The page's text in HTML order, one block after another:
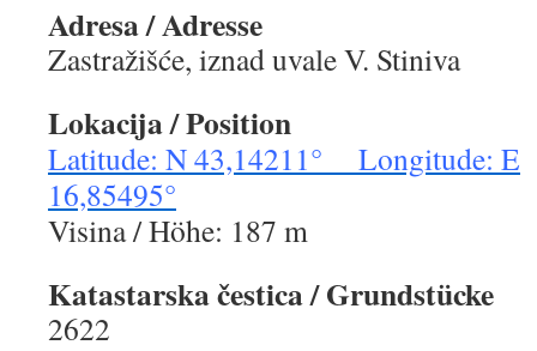
Adresa / Adresse
Zastražišće, iznad uvale V. Stiniva
Lokacija / Position
Latitude: N 43,14211° Longitude: E
16,85495°
Visina / Höhe: 187 m
Katastarska čestica / Grundstücke
2622